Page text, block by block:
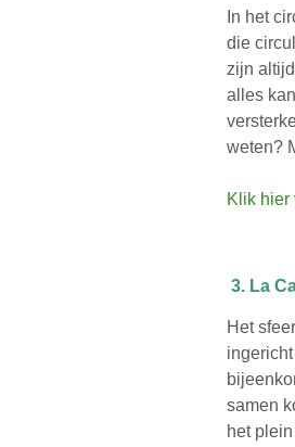
In het
die
zijn
alles
weten?
Klik hier
3. La
Het
samen
het